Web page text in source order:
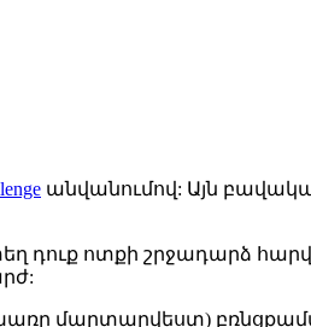
անվանումով: Այն
դուք ոտքի շրջադարձ
մարտարվեստ)